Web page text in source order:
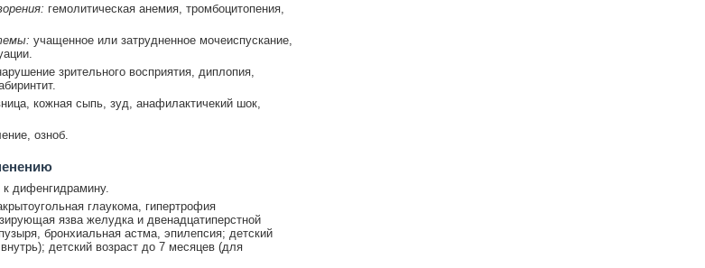
гемолитическая анемия, тромбоцитопения,
учащенное или затрудненное мочеиспускание,
зрительного восприятия, диплопия,
кожная сыпь, зуд, анафилактичекий шок,
озноб.
дифенгидрамину.
глаукома, гипертрофия
язва желудка и двенадцатиперстной
бронхиальная астма, эпилепсия; детский
детский возраст до 7 месяцев (для